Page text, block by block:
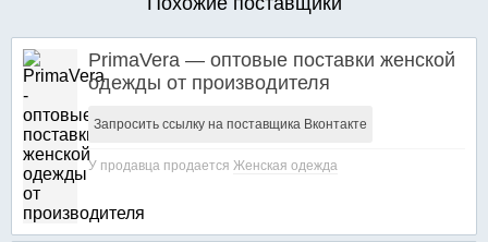
PrimaVera — оптовые поставки женской
одежды от производителя
Запросить ссылку на поставщика Вконтакте
У продавца продается Женская одежда